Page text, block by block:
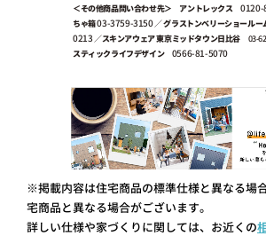
＜その他商品問い合わせ先＞
アントレックス 0120-
ちゃ箱03-3759-3150／グラストンベリーショールー
0213 ／スキンアウェア 東京ミッドタウン日比谷 03-
スティックライフデザイン
0566-81-5070
※掲載内容は住宅商品の標準仕様と異なる場
宅商品と異なる場合がございます。
詳しい仕様や家づくりに関しては、お近くの